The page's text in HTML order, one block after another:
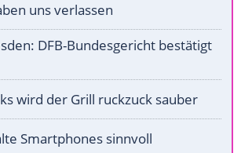
uns verlassen
DFB-Bundesgericht bestätigt
wird der Grill ruckzuck sauber
Smartphones sinnvoll